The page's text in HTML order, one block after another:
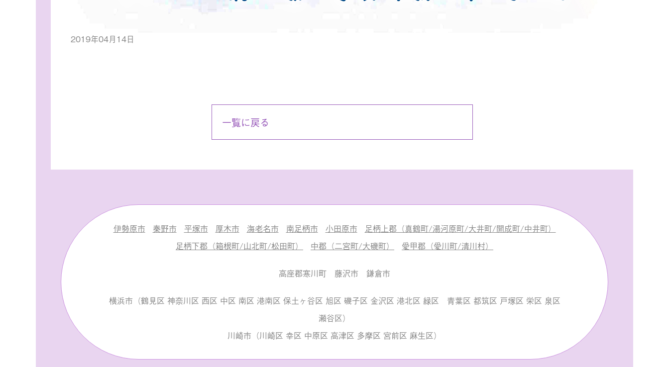
2019年04月14日
一覧に戻る
伊勢原市 秦野市 平塚市 厚木市 海老名市 南足柄市 小田原市
足柄上郡（真鶴町/湯河原町/大井町/開成町/中井町）
足柄下郡（箱根町/山北町/松田町）
中郡（二宮町/大磯町） 愛甲郡（愛川町/清川村）
高座郡寒川町 藤沢市 鎌倉市
横浜市（鶴見区 神奈川区 西区 中区 南区 港南区 保土ヶ谷区 旭区 磯子区 金沢区 港北区 緑区 青葉区 都筑区 戸塚区 栄区 泉区
瀬谷区）
川崎市（川崎区 幸区 中原区 高津区 多摩区 宮前区 麻生区）